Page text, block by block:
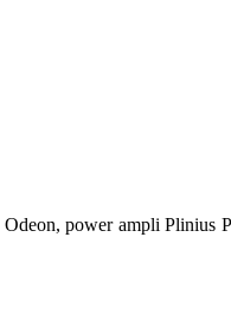
power ampli